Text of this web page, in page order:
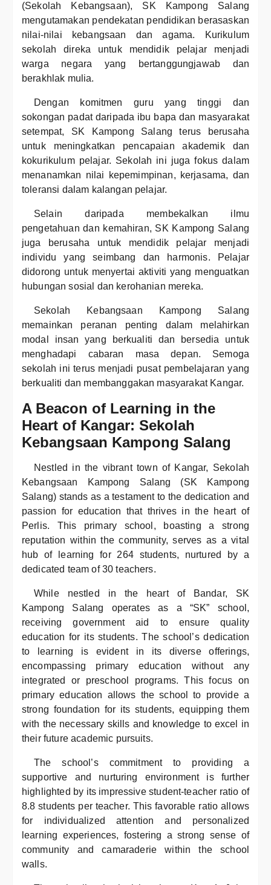
(Sekolah Kebangsaan), SK Kampong Salang
mengutamakan pendekatan pendidikan berasaskan
nilai-nilai kebangsaan dan agama. Kurikulum
sekolah direka untuk mendidik pelajar menjadi
warga negara yang bertanggungjawab dan
berakhlak mulia.
Dengan komitmen guru yang tinggi dan
sokongan padat daripada ibu bapa dan masyarakat
setempat, SK Kampong Salang terus berusaha
untuk meningkatkan pencapaian akademik dan
kokurikulum pelajar. Sekolah ini juga fokus dalam
menanamkan nilai kepemimpinan, kerjasama, dan
toleransi dalam kalangan pelajar.
Selain daripada membekalkan ilmu
pengetahuan dan kemahiran, SK Kampong Salang
juga berusaha untuk mendidik pelajar menjadi
individu yang seimbang dan harmonis. Pelajar
didorong untuk menyertai aktiviti yang menguatkan
hubungan sosial dan kerohanian mereka.
Sekolah Kebangsaan Kampong Salang
memainkan peranan penting dalam melahirkan
modal insan yang berkualiti dan bersedia untuk
menghadapi cabaran masa depan. Semoga
sekolah ini terus menjadi pusat pembelajaran yang
berkualiti dan membanggakan masyarakat Kangar.
A Beacon of Learning in the
Heart of Kangar: Sekolah
Kebangsaan Kampong Salang
Nestled in the vibrant town of Kangar, Sekolah
Kebangsaan Kampong Salang (SK Kampong
Salang) stands as a testament to the dedication and
passion for education that thrives in the heart of
Perlis. This primary school, boasting a strong
reputation within the community, serves as a vital
hub of learning for 264 students, nurtured by a
dedicated team of 30 teachers.
While nestled in the heart of Bandar, SK
Kampong Salang operates as a “SK” school,
receiving government aid to ensure quality
education for its students. The school’s dedication
to learning is evident in its diverse offerings,
encompassing primary education without any
integrated or preschool programs. This focus on
primary education allows the school to provide a
strong foundation for its students, equipping them
with the necessary skills and knowledge to excel in
their future academic pursuits.
The school’s commitment to providing a
supportive and nurturing environment is further
highlighted by its impressive student-teacher ratio of
8.8 students per teacher. This favorable ratio allows
for individualized attention and personalized
learning experiences, fostering a strong sense of
community and camaraderie within the school
walls.